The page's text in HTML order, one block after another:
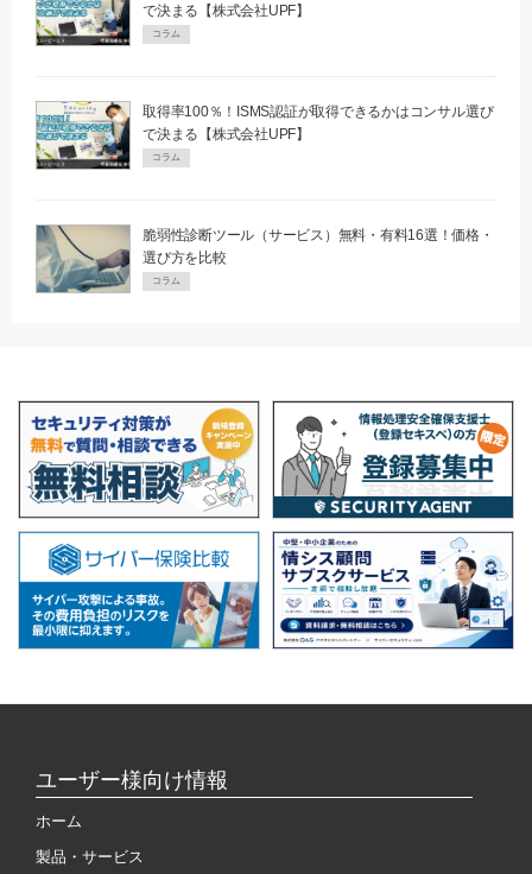
で決まる【株式会社UPF】
コラム
取得率100％！ISMS認証が取得できるかはコンサル選び
で決まる【株式会社UPF】
コラム
脆弱性診断ツール（サービス）無料・有料16選！価格・
選び方を比較
コラム
ユーザー様向け情報
ホーム
製品・サービス